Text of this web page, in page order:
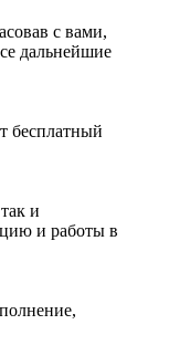
с вами,
дальнейшие
бесплатный
и
и работы в